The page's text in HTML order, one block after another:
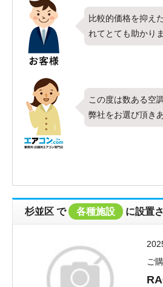
比較的価格を抑え
れてとても助かり
対応で助かりまし
この度は数ある空
弊社をお選び頂き
した。今回は日立
付けさせて頂きま
応や価格について
戴し、ありがとう
るよう社員一同努
ます。新しくお取
の調子はいかがで
杉並区 で 各種施設 に設置
ご